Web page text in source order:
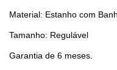
Material: Estanho com
Tamanho: Regulável
Garantia de 6 meses.